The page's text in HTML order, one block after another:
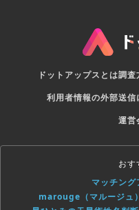
ドットアップスとは調査
利用者情報の外部送信
運営
おす
マッチング
marouge（マルージュ